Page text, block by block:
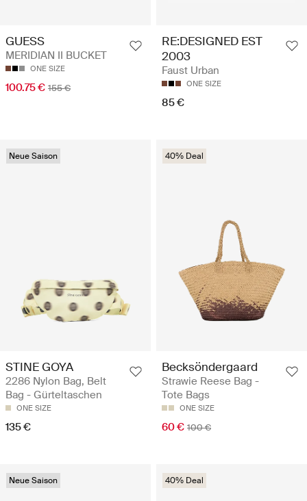
GUESS
MERIDIAN II BUCKET
ONE SIZE
100.75 € 155 €
RE:DESIGNED EST
2003
Faust Urban
ONE SIZE
85 €
Neue Saison
STINE GOYA
2286 Nylon Bag, Belt
Bag - Gürteltaschen
ONE SIZE
135 €
40% Deal
Becksöndergaard
Strawie Reese Bag -
Tote Bags
ONE SIZE
60 € 100 €
Neue Saison 40% Deal